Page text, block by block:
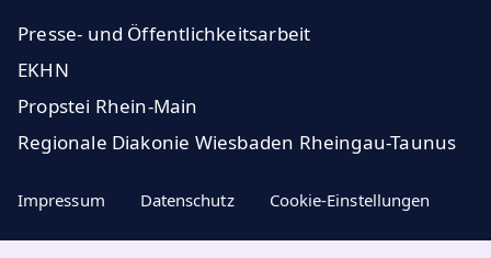
Presse- und Öffentlichkeitsarbeit
EKHN
Propstei Rhein-Main
Regionale Diakonie Wiesbaden Rheingau-Taunus
Impressum Datenschutz Cookie-Einstellungen